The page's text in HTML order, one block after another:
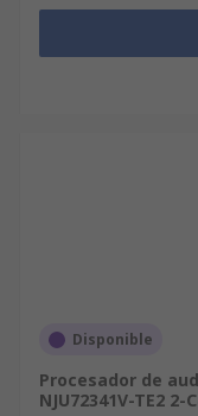
Disponible
Procesador de
NJU72341V-TE2 2-